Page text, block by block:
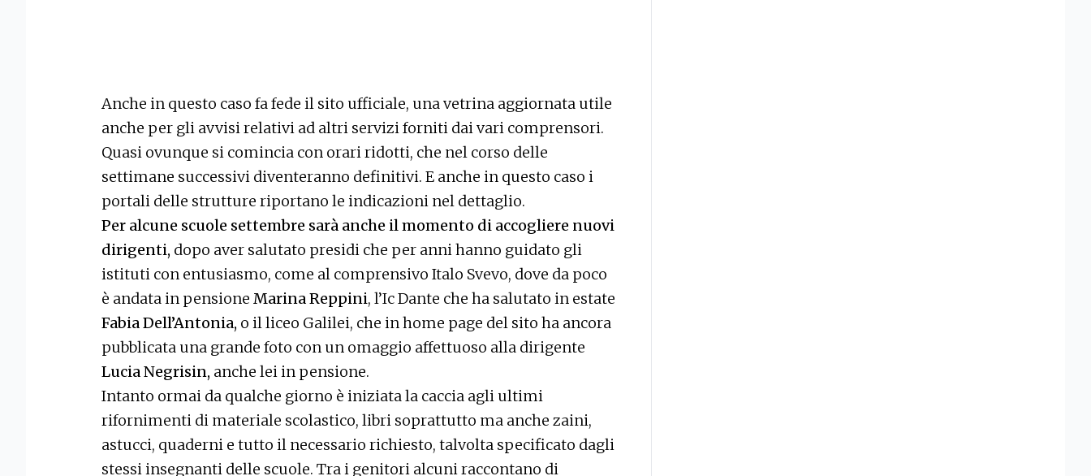
Anche in questo caso fa fede il sito ufficiale, una vetrina aggiornata utile
anche per gli avvisi relativi ad altri servizi forniti dai vari comprensori.
Quasi ovunque si comincia con orari ridotti, che nel corso delle
settimane successivi diventeranno definitivi. E anche in questo caso i
portali delle strutture riportano le indicazioni nel dettaglio.
Per alcune scuole settembre sarà anche il momento di accogliere nuovi
dirigenti, dopo aver salutato presidi che per anni hanno guidato gli
istituti con entusiasmo, come al comprensivo Italo Svevo, dove da poco
è andata in pensione Marina Reppini, l’Ic Dante che ha salutato in estate
Fabia Dell’Antonia, o il liceo Galilei, che in home page del sito ha ancora
pubblicata una grande foto con un omaggio affettuoso alla dirigente
Lucia Negrisin, anche lei in pensione.
Intanto ormai da qualche giorno è iniziata la caccia agli ultimi
rifornimenti di materiale scolastico, libri soprattutto ma anche zaini,
astucci, quaderni e tutto il necessario richiesto, talvolta specificato dagli
stessi insegnanti delle scuole. Tra i genitori alcuni raccontano di